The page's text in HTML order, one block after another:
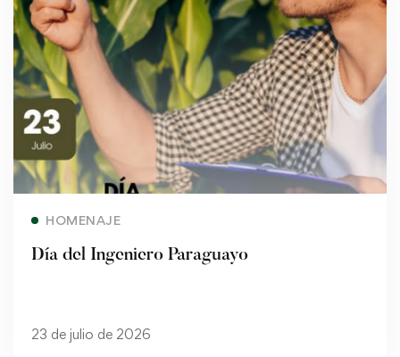
HOMENAJE
Día del Ingeniero Paraguayo
23 de julio de 2026